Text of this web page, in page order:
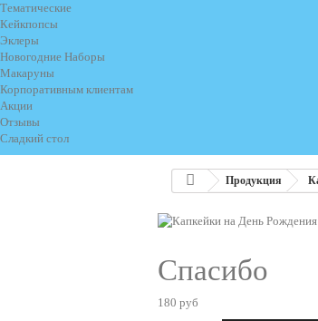
Тематические
Кейкпопсы
Эклеры
Новогодние Наборы
Макаруны
Корпоративным клиентам
Акции
Отзывы
Сладкий стол
Продукция
Спасибо
180 руб